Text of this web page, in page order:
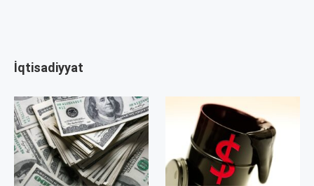
İqtisadiyyat